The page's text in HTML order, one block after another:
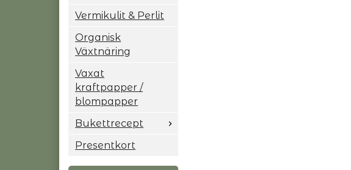
Vermikulit & Perlit
Organisk
Växtnäring
Vaxat
kraftpapper /
blompapper
Bukettrecept
Presentkort